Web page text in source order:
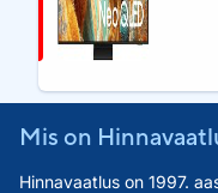
Mis on
Hinnavaatlus on 1997.